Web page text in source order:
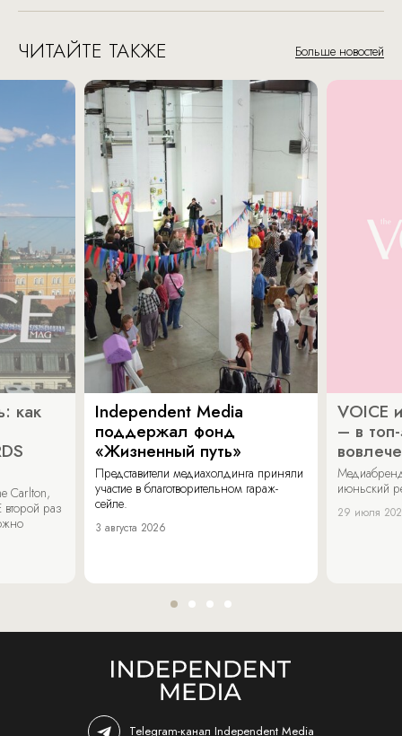
ЧИТАЙТЕ ТАКЖЕ Больше новостей
как
Carlton,
раз
Independent Media
поддержал фонд
«Жизненный путь»
Представители медиахолдинга приняли
участие в благотворительном гараж-
сейле.
3 августа 2026
VOICE
– в
июньский
29 июля
Telegram-канал Independent Media